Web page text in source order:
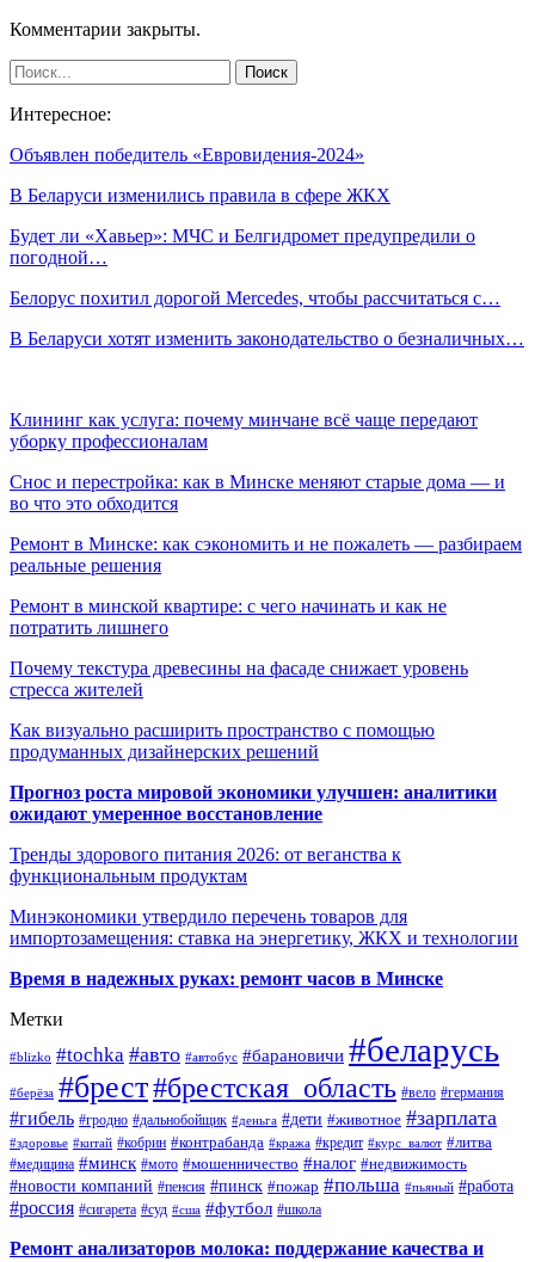
Комментарии закрыты.
Интересное:
Объявлен победитель «Евровидения-2024»
В Беларуси изменились правила в сфере ЖКХ
Будет ли «Хавьер»: МЧС и Белгидромет предупредили о
погодной…
Белорус похитил дорогой Mercedes, чтобы рассчитаться с…
В Беларуси хотят изменить законодательство о безналичных…
Клининг как услуга: почему минчане всё чаще передают
уборку профессионалам
Снос и перестройка: как в Минске меняют старые дома — и
во что это обходится
Ремонт в Минске: как сэкономить и не пожалеть — разбираем
реальные решения
Ремонт в минской квартире: с чего начинать и как не
потратить лишнего
Почему текстура древесины на фасаде снижает уровень
стресса жителей
Как визуально расширить пространство с помощью
продуманных дизайнерских решений
Прогноз роста мировой экономики улучшен: аналитики
ожидают умеренное восстановление
Тренды здорового питания 2026: от веганства к
функциональным продуктам
Минэкономики утвердило перечень товаров для
импортозамещения: ставка на энергетику, ЖКХ и технологии
Время в надежных руках: ремонт часов в Минске
Метки
#blizko #tochka #авто #автобус #барановичи #беларусь
#берёза #брест#брестская_область #вело #германия
#гибель #гродно #дальнобойщик #деньга #дети #животное #зарплата
#здоровье #китай #кобрин #контрабанда #кража #кредит #курс_валют #литва
#медицина #минск #мото #мошенничество #налог #недвижимость
#новости компаний #пенсия #пинск #пожар #польша #пьяный #работа
#россия #сигарета #суд #сша #футбол #школа
Ремонт анализаторов молока: поддержание качества и